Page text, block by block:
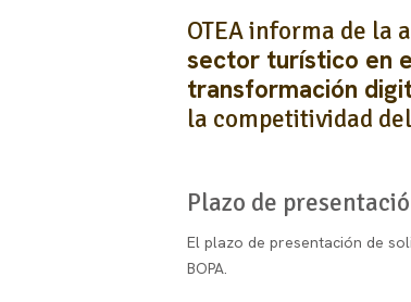
OTEA informa de la
sector turístico en
transformación
la competitividad
Plazo de
El plazo de presentación de
BOPA.